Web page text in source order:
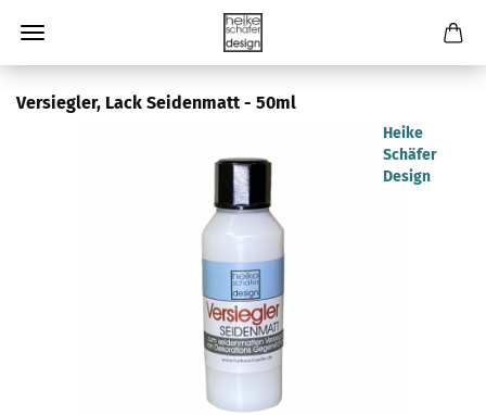
Versiegler, Lack Seidenmatt - 50ml
Heike
Schäfer
Design